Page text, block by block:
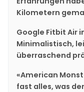
Kilometern
Google Fitbit Air
Minimalistisch,
überraschend
«American
fast alles, was